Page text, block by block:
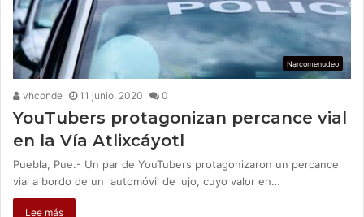
Narcomenudeo
vhconde 11 junio, 2020 0
YouTubers protagonizan percance vial
en la Vía Atlixcáyotl
Puebla, Pue.- Un par de YouTubers protagonizaron un percance
vial a bordo de un automóvil de lujo, cuyo valor en…
Lee más